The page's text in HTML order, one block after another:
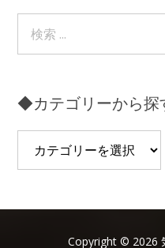
◆カテゴリーから探
Copyright © 2026